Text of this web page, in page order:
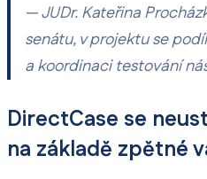
— JUDr. Kateřina
senátu, v projektu se
a koordinaci testování
DirectCase se
na základě zpětné